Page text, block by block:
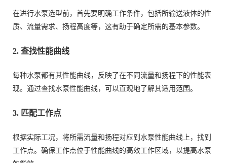
在进行水泵选型前，首先要明确工作条件，包括所输送液体的性
质、流量需求、扬程高度等，这有助于确定所需的基本参数。
2. 查找性能曲线
每种水泵都有其性能曲线，反映了在不同流量和扬程下的性能表
现。通过查找水泵性能曲线，可以直观地了解其适用范围。
3. 匹配工作点
根据实际工况，将所需流量和扬程对应到水泵性能曲线上，找到
工作点。确保工作点位于性能曲线的高效工作区域，以提高水泵